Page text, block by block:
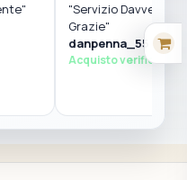
"Servizio Davvero
Grazie"
danpenna_55
Acquisto verificato